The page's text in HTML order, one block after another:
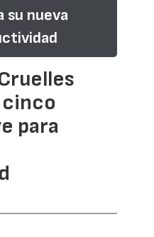
su nueva
para